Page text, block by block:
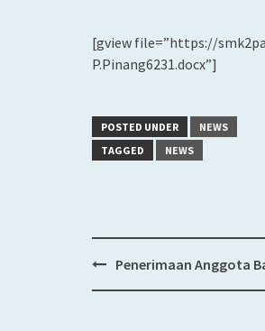
[gview file=”https://
P.Pinang6231.docx”]
POSTED UNDER
NEWS
TAGGED
NEWS
Penerimaan Anggota